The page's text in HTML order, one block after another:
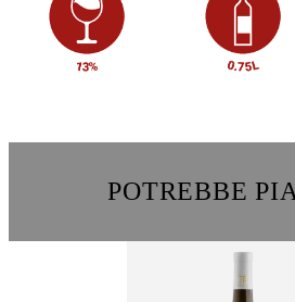
POTREBBE